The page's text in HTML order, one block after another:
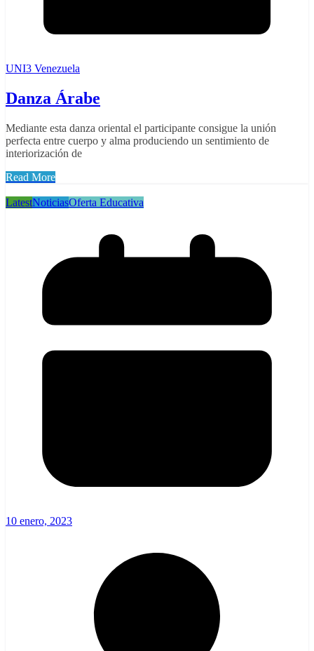
UNI3 Venezuela
Danza Árabe
Mediante esta danza oriental el participante consigue la unión
perfecta entre cuerpo y alma produciendo un sentimiento de
interiorización de
Read More
LatestNoticiasOferta Educativa
10 enero, 2023